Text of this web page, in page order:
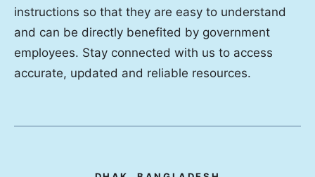
instructions so that they are easy to understand
and can be directly benefited by government
employees. Stay connected with us to access
accurate, updated and reliable resources.